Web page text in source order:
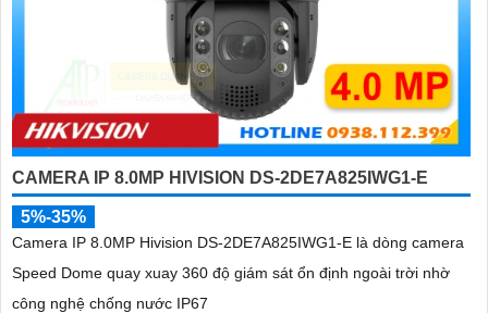
CAMERA IP 8.0MP HIVISION DS-2DE7A825IWG1-E
5%-35%
Camera IP 8.0MP Hivision DS-2DE7A825IWG1-E là dòng camera
Speed Dome quay xuay 360 độ giám sát ổn định ngoài trời nhờ
công nghệ chống nước IP67